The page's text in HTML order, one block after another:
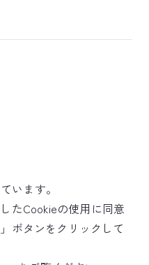
います。
たCookieの使用に同意
ボタンをクリックして